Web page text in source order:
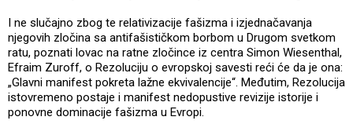
I ne slučajno zbog te relativizacije fašizma i izjednačavanja
njegovih zločina sa antifašističkom borbom u Drugom svetkom
ratu, poznati lovac na ratne zločince iz centra Simon Wiesenthal,
Efraim Zuroff, o Rezoluciju o evropskoj savesti reći će da je ona:
„Glavni manifest pokreta lažne ekvivalencije“. Međutim, Rezolucija
istovremeno postaje i manifest nedopustive revizije istorije i
ponovne dominacije fašizma u Evropi.